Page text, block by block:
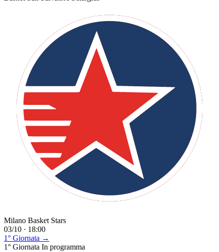
Milano Basket Stars
03/10 · 18:00
1° Giornata →
1° Giornata In programma